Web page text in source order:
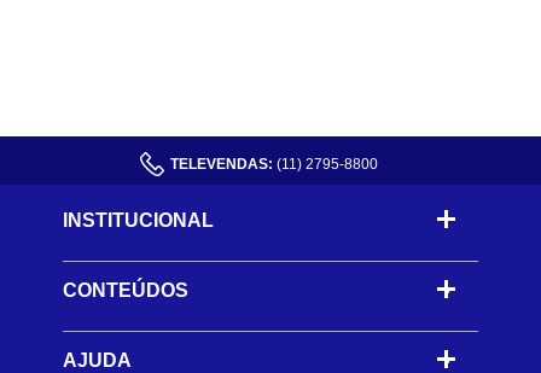
TELEVENDAS: (11) 2795-8800
INSTITUCIONAL
CONTEÚDOS -
AJUDA -